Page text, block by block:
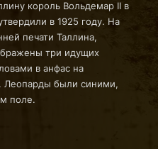
король Вольдемар II в
в 1925 году. На
печати Таллина,
три идущих
в анфас на
Леопарды были синими,
поле.